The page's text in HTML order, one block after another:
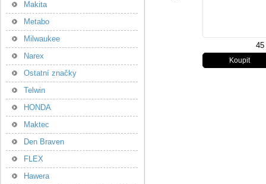
Makita
Metabo
Milwaukee
Narex
Ostatní značky
Telwin
HONDA
Maktec
Den Braven
FLEX
Hawera